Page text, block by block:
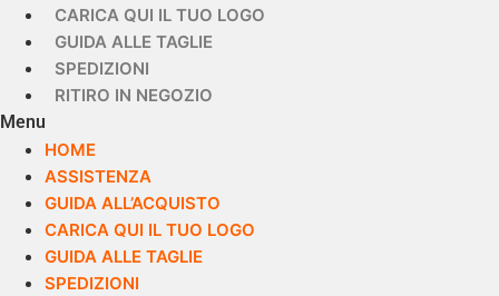
CARICA QUI IL TUO LOGO
GUIDA ALLE TAGLIE
SPEDIZIONI
RITIRO IN NEGOZIO
Menu
HOME
ASSISTENZA
GUIDA ALL’ACQUISTO
CARICA QUI IL TUO LOGO
GUIDA ALLE TAGLIE
SPEDIZIONI